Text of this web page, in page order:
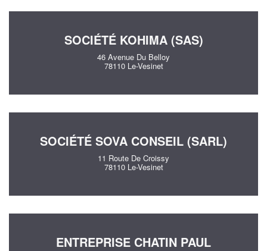
SOCIÉTÉ KOHIMA (SAS)
46 Avenue Du Belloy
78110 Le-Vesinet
SOCIÉTÉ SOVA CONSEIL (SARL)
11 Route De Croissy
78110 Le-Vesinet
ENTREPRISE CHATIN PAUL